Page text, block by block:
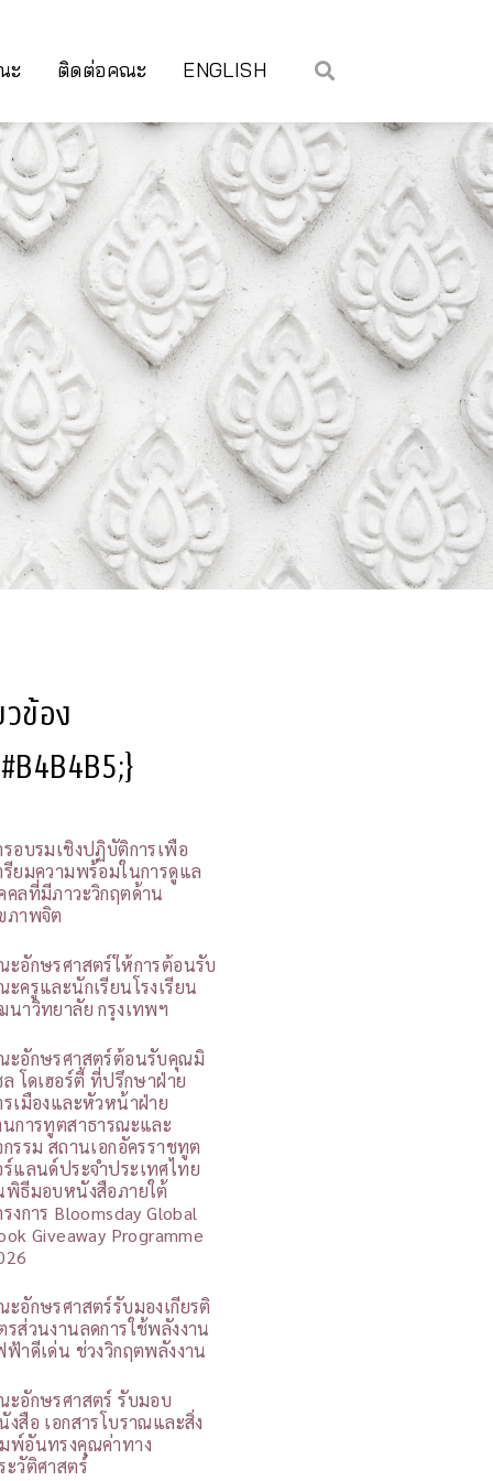
ะ ติดต่อคณะ ENGLISH
ข้อง
รอบรมเชิงปฏิบัติการเพื่อ
รียมความพร้อมในการดูแล
คลที่มีภาวะวิกฤตด้าน
ภาพจิต
ะอักษรศาสตร์ให้การต้อนรับ
ะครูและนักเรียนโรงเรียน
นาวิทยาลัย กรุงเทพฯ
ะอักษรศาสตร์ต้อนรับคุณมิ
ล โดเฮอร์ตี้ ที่ปรึกษาฝ่าย
รเมืองและหัวหน้าฝ่าย
นการทูตสาธารณะและ
กรรม สถานเอกอัครราชทูต
ร์แลนด์ประจำประเทศไทย
พิธีมอบหนังสือภายใต้
รงการ Bloomsday Global
Giveaway Programme
ะอักษรศาสตร์รับมองเกียรติ
รส่วนงานลดการใช้พลังงาน
ฟ้าดีเด่น ช่วงวิกฤตพลังงาน
ะอักษรศาสตร์ รับมอบ
งสือ เอกสารโบราณและสิ่ง
พ์อันทรงคุณค่าทาง
ะวัติศาสตร์